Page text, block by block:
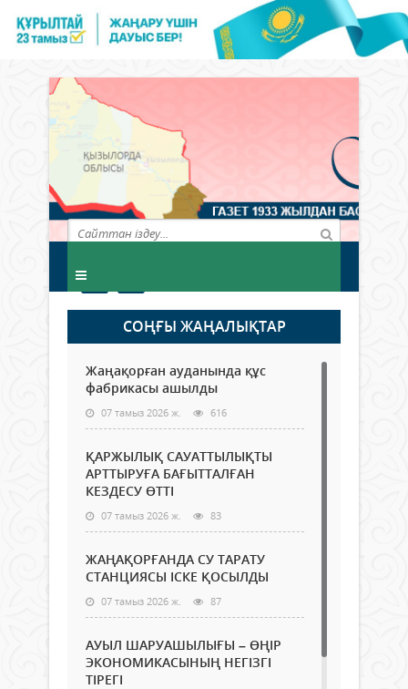
СОҢҒЫ ЖАҢАЛЫҚТАР
Жаңақорған ауданында құс
фабрикасы ашылды
07 тамыз 2026 ж. 616
ҚАРЖЫЛЫҚ САУАТТЫЛЫҚТЫ
АРТТЫРУҒА БАҒЫТТАЛҒАН
КЕЗДЕСУ ӨТТІ
07 тамыз 2026 ж. 83
ЖАҢАҚОРҒАНДА СУ ТАРАТУ
СТАНЦИЯСЫ ІСКЕ ҚОСЫЛДЫ
07 тамыз 2026 ж. 87
АУЫЛ ШАРУАШЫЛЫҒЫ – ӨҢІР
ЭКОНОМИКАСЫНЫҢ НЕГІЗГІ
ТІРЕГІ